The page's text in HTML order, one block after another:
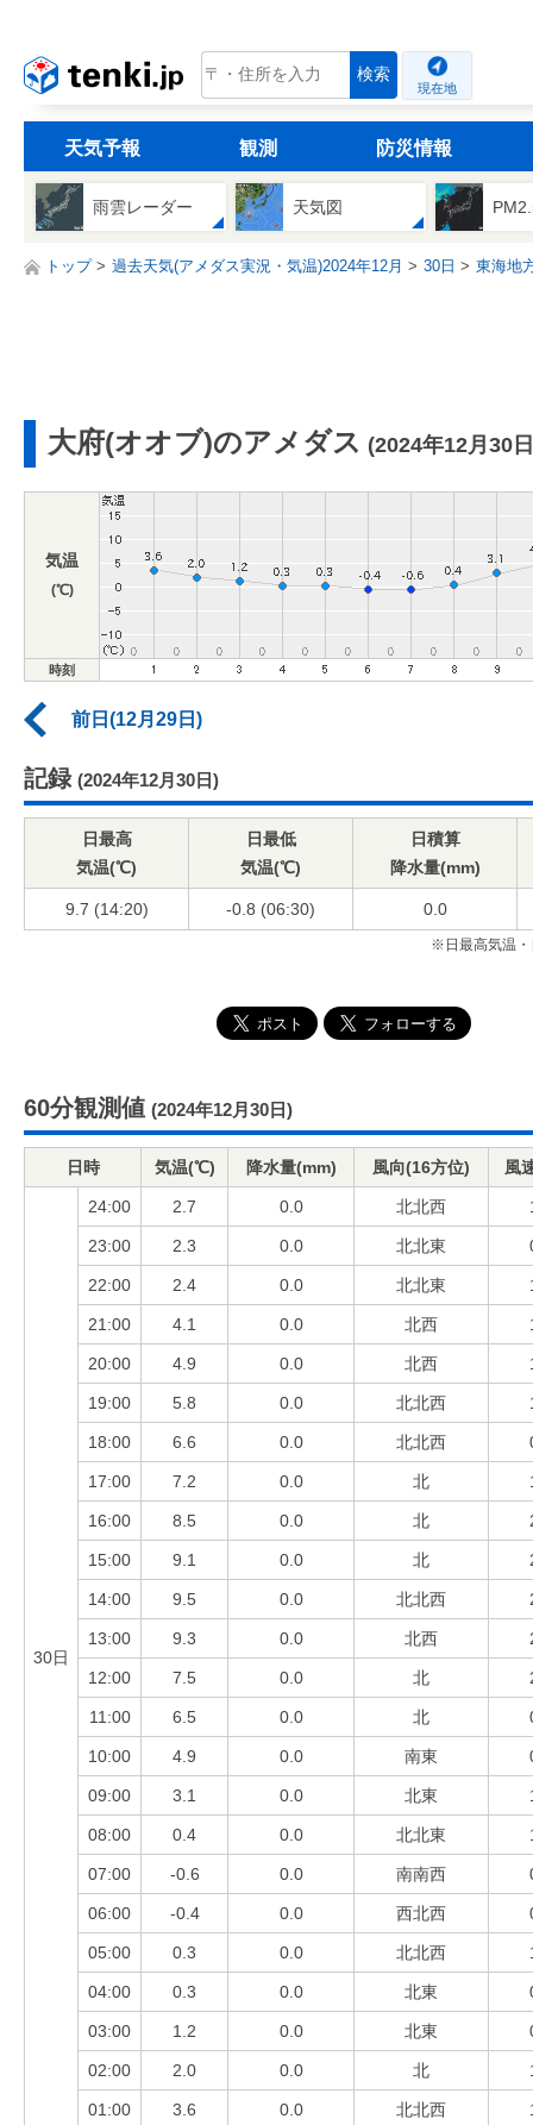
tenki.jp 検索
現在地
天気予報 観測 防災情報
雨雲レーダー 天気図
トップ 過去天気(アメダス実況・気温)2024年12月 30日 東海地
大府(オオブ)のアメダス (2024年12月30
気温
(℃)
時刻
前日(12月29日)
記録 (2024年12月30日)
日最高
気温(℃)
日最低
気温(℃)
日積算
降水量(mm)
9.7 (14:20) -0.8 (06:30) 0.0
※日最高気温・
60分観測値 (2024年12月30日)
日時 気温(℃) 降水量(mm) 風向(16方位) 風
30日
24:00 2.7 0.0 北北西
23:00 2.3 0.0 北北東
22:00 2.4 0.0 北北東
21:00 4.1 0.0 北西
20:00 4.9 0.0 北西
19:00 5.8 0.0 北北西
18:00 6.6 0.0 北北西
17:00 7.2 0.0 北
16:00 8.5 0.0 北
15:00 9.1 0.0 北
14:00 9.5 0.0 北北西
13:00 9.3 0.0 北西
12:00 7.5 0.0 北
11:00 6.5 0.0 北
10:00 4.9 0.0 南東
09:00 3.1 0.0 北東
08:00 0.4 0.0 北北東
07:00 -0.6 0.0 南南西
06:00 -0.4 0.0 西北西
05:00 0.3 0.0 北北西
04:00 0.3 0.0 北東
03:00 1.2 0.0 北東
02:00 2.0 0.0 北
01:00 3.6 0.0 北北西